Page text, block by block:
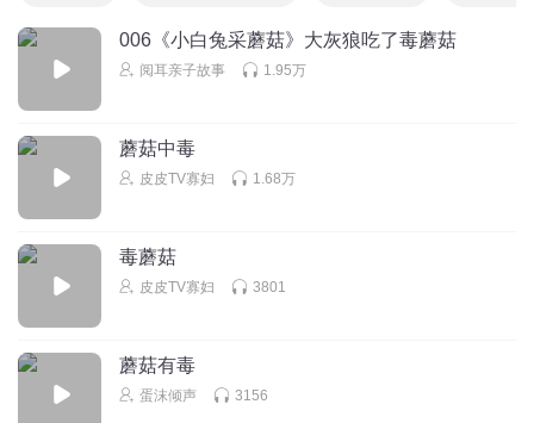
006《小白兔采蘑菇》大灰狼吃了毒蘑菇
阅耳亲子故事 1.95万
蘑菇中毒
皮皮TV寡妇 1.68万
毒蘑菇
皮皮TV寡妇 3801
蘑菇有毒
蛋沫倾声 3156